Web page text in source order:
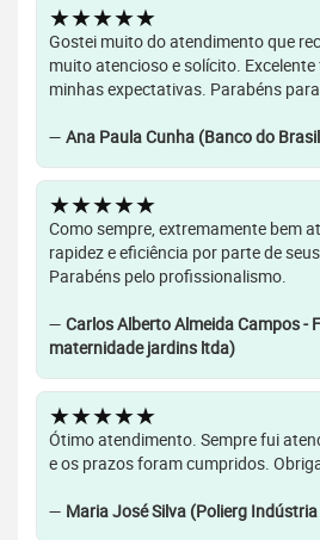
★★★★★
Gostei muito do atendimento que
muito atencioso e solícito.
minhas expectativas. Parabéns
— Ana Paula Cunha (Banco do
★★★★★
Como sempre, extremamente bem
rapidez e eficiência por parte de
Parabéns pelo profissionalismo.
— Carlos Alberto Almeida Campos -
maternidade jardins ltda)
★★★★★
Ótimo atendimento. Sempre fui
e os prazos foram cumpridos.
— Maria José Silva (Polierg Indústria